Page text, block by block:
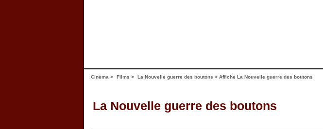
Cinéma > Films > La Nouvelle guerre des boutons > Affiche La Nouvelle guerre des boutons
La Nouvelle guerre des boutons